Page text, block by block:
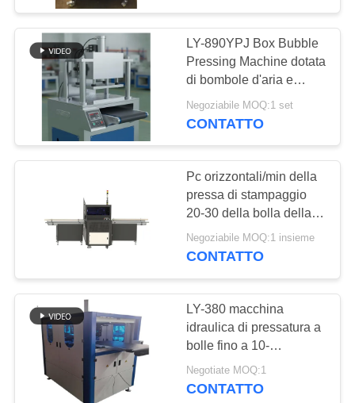
MAPPA
DEL
SITO
POLITICA
SULLA
LY-890YPJ Box Bubble
Pressing Machine dotata
di bombole d'aria e
pressione a cinque lati
per la produzione di
Negoziabile MOQ:1 set
CONTATTO
Pc orizzontali/min della
pressa di stampaggio
20-30 della bolla della
scatola per le scatole
rigide
Negoziabile MOQ:1 insieme
CONTATTO
LY-380 macchina
idraulica di pressatura a
bolle fino a 10-
30pcs/min
Negotiate MOQ:1
CONTATTO